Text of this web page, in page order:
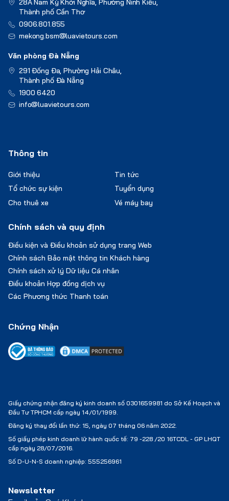
Chứng Nhận
Giấy chứng nhận đăng ký kinh doanh số 0301659981 do Sở Kế Hoạch và
Đầu Tư TPHCM cấp ngày 14/01/1999.
Đăng ký thay đổi lần thứ: 15, ngày 07 tháng 06 năm 2022.
Số giấy phép kinh doanh lữ hành quốc tế: 79 -228 /20 16TCDL - GP LHQT
cấp ngày 28/07/2016.
Số D-U-N-S doanh nghiệp: 555256961
28A Nam Kỳ Khởi Nghĩa, Phường Ninh Kiều,
Thành phố Cần Thơ
0906.801.855
mekong.bsm@luavietours.com
Văn phòng Đà Nẵng
291 Đống Đa, Phường Hải Châu,
Thành phố Đà Nẵng
1900 6420
info@luavietours.com
Thông tin
Giới thiệu
Tổ chức sự kiện
Cho thuê xe
Vé máy bay
Tin tức
Tuyển dụng
Chính sách và quy định
Điều kiện và Điều khoản sử dụng trang Web
Chính sách Bảo mật thông tin Khách hàng
Chính sách xử lý Dữ liệu Cá nhân
Điều khoản Hợp đồng dịch vụ
Các Phương thức Thanh toán
Newsletter